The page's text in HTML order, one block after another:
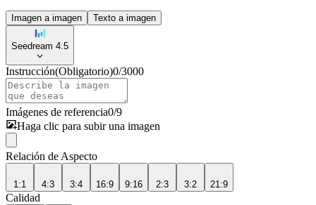
Imagen a imagen Texto a imagen
Seedream 4.5
Instrucción(Obligatorio)0/3000
Imágenes de referencia0/9
Haga clic para subir una imagen
Relación de Aspecto
1:1 4:3 3:4 16:9 9:16 2:3 3:2 21:9
Calidad